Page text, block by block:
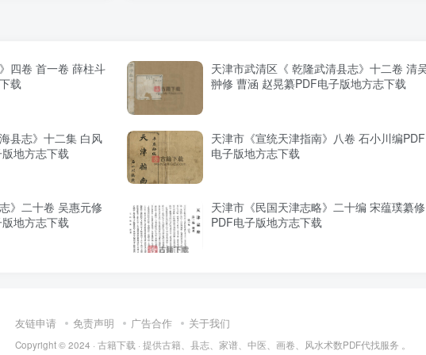
四卷 首一卷 薛柱斗
载
天津市武清区《 乾隆武清县志》十二卷 清
翀修 曹涵 赵晃纂PDF电子版地方志下载
县志》十二集 白风
地方志下载
天津市《宣统天津指南》八卷 石小川编PDF
电子版地方志下载
》二十卷 吴惠元修
地方志下载
天津市《民国天津志略》二十编 宋蕴璞纂修
PDF电子版地方志下载
友链申请 免责声明 广告合作 关于我们
Copyright © 2024 · 古籍下载 · 提供古籍、县志、家谱、中医、画卷、风水术数PDF代找服务 。